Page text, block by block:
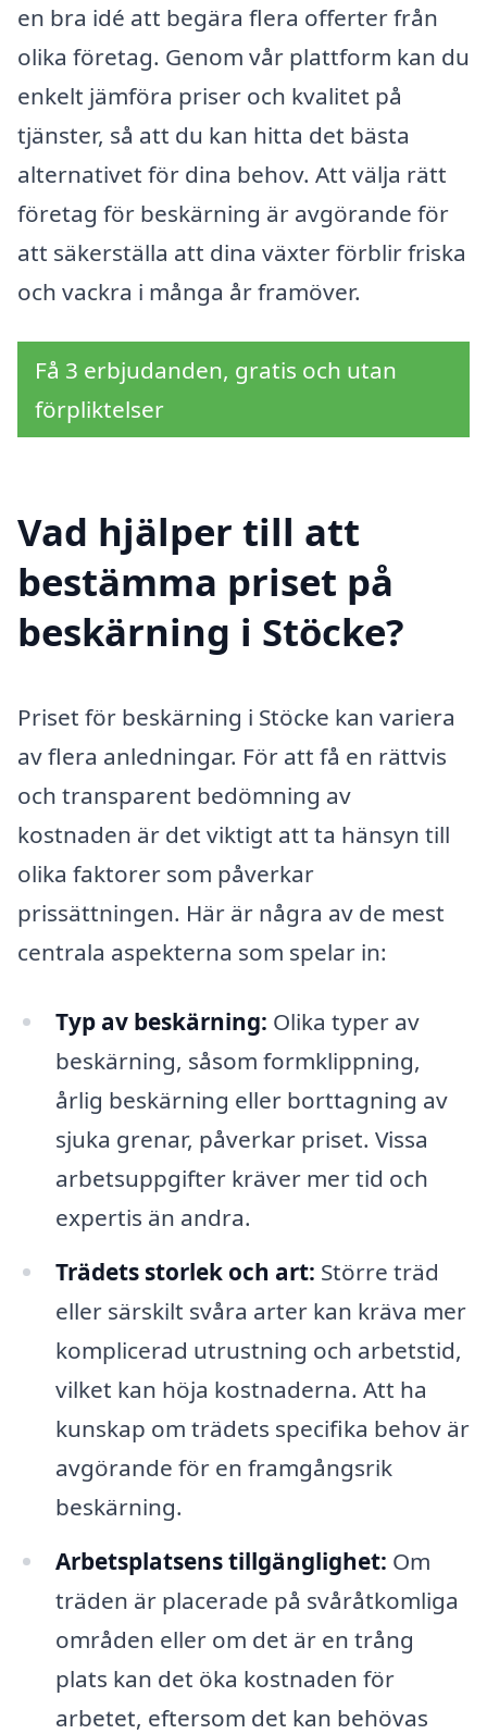
en bra idé att begära flera offerter från
olika företag. Genom vår plattform kan du
enkelt jämföra priser och kvalitet på
tjänster, så att du kan hitta det bästa
alternativet för dina behov. Att välja rätt
företag för beskärning är avgörande för
att säkerställa att dina växter förblir friska
och vackra i många år framöver.
Få 3 erbjudanden, gratis och utan
förpliktelser
Vad hjälper till att
bestämma priset på
beskärning i Stöcke?
Priset för beskärning i Stöcke kan variera
av flera anledningar. För att få en rättvis
och transparent bedömning av
kostnaden är det viktigt att ta hänsyn till
olika faktorer som påverkar
prissättningen. Här är några av de mest
centrala aspekterna som spelar in:
Typ av beskärning: Olika typer av
beskärning, såsom formklippning,
årlig beskärning eller borttagning av
sjuka grenar, påverkar priset. Vissa
arbetsuppgifter kräver mer tid och
expertis än andra.
Trädets storlek och art: Större träd
eller särskilt svåra arter kan kräva mer
komplicerad utrustning och arbetstid,
vilket kan höja kostnaderna. Att ha
kunskap om trädets specifika behov är
avgörande för en framgångsrik
beskärning.
Arbetsplatsens tillgänglighet: Om
träden är placerade på svåråtkomliga
områden eller om det är en trång
plats kan det öka kostnaden för
arbetet, eftersom det kan behövas